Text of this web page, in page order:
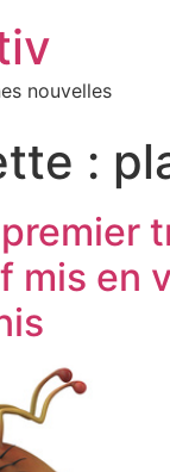
nouvelles
:
mis en